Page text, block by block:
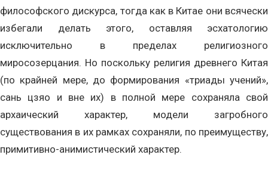
философского дискурса, тогда как в Китае они всячески
избегали делать этого, оставляя эсхатологию
исключительно в пределах религиозного
миросозерцания. Но поскольку религия древнего Китая
(по крайней мере, до формирования «триады учений»,
сань цзяо и вне их) в полной мере сохраняла свой
архаический характер, модели загробного
существования в их рамках сохраняли, по преимуществу,
примитивно-анимистический характер.